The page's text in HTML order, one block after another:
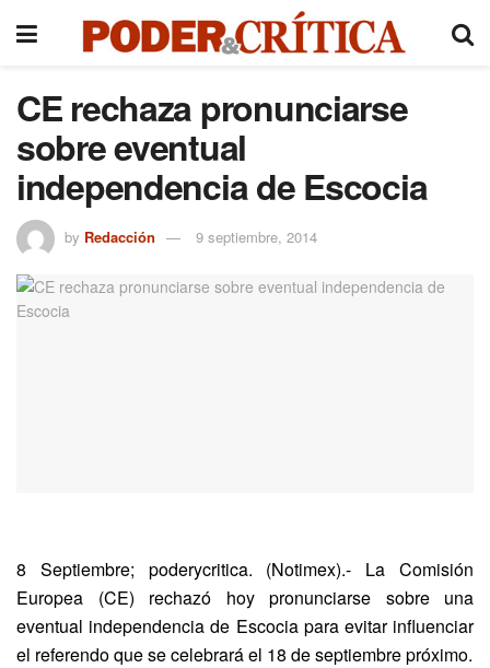
CE rechaza pronunciarse
sobre eventual
independencia de Escocia
by Redacción 9 septiembre, 2014
8 Septiembre; poderycritica. (Notimex).- La Comisión
Europea (CE) rechazó hoy pronunciarse sobre una
eventual independencia de Escocia para evitar influenciar
el referendo que se celebrará el 18 de septiembre próximo.